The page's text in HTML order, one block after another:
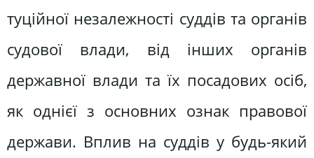
туційної незалежності суддів та орга­нів
судової влади, від інших органів
державної влади та їх посадових осіб,
як однієї з основних ознак пра­вової
держави. Вплив на суддів у будь-який